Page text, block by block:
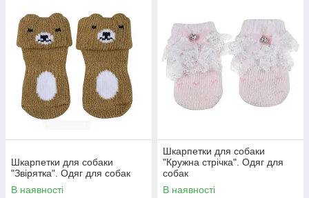
Шкарпетки для собаки
"Звірятка". Одяг для собак
В наявності
Шкарпетки для собаки
"Кружна стрічка". Одяг для
собак
В наявності